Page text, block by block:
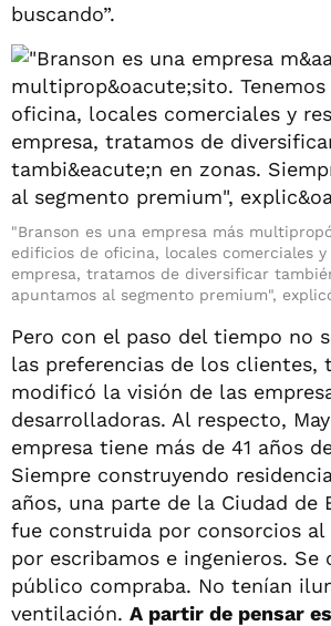
buscando”.
"Branson es una empresa más
edificios de oficina, locales comerciales
empresa, tratamos de diversificar
apuntamos al segmento premium",
Pero con el paso del tiempo no
las preferencias de los clientes,
modificó la visión de las
desarrolladoras. Al respecto,
empresa tiene más de 41 años
Siempre construyendo
años, una parte de la Ciudad de
fue construida por consorcios al
por escribamos e ingenieros. Se
público compraba. No tenían
ventilación. A partir de pensar